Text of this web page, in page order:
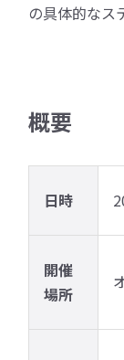
の具体的なス
概要
日時
開催
場所